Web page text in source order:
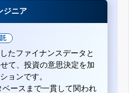
ジニア
たファイナンスデータと
て、投資の意思決定を加
ョンです。
ースまで一貫して関われ